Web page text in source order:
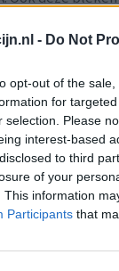
- Do Not
opt-out of the
for
selection. Please
interest-based
to third
of your
This information
Participants that
onze
paracetamol
leeftijd
1